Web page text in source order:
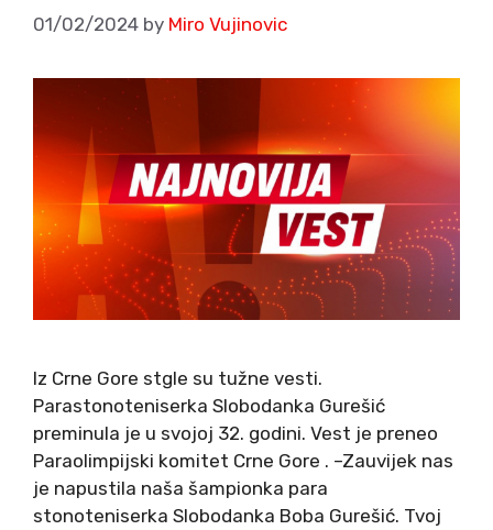
01/02/2024 by Miro Vujinovic
Iz Crne Gore stgle su tužne vesti.
Parastonoteniserka Slobodanka Gurešić
preminula je u svojoj 32. godini. Vest je preneo
Paraolimpijski komitet Crne Gore . –Zauvijek nas
je napustila naša šampionka para
stonoteniserka Slobodanka Boba Gurešić. Tvoj